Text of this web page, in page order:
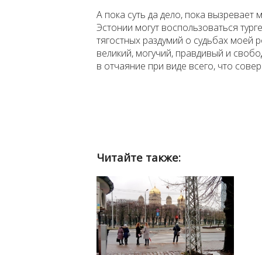
А пока суть да дело, пока
Эстонии могут воспользоваться
тягостных раздумий о судьбах
великий, могучий, правдивый и
в отчаяние при виде всего, что
Читайте также: